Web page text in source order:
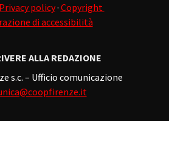
policy· Copyright
di accessibilità
ALLA REDAZIONE
s.c. – Ufficio comunicazione